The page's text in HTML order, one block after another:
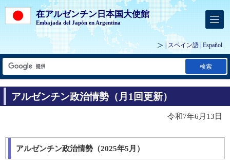
在アルゼンチン日本国大使館
Embajada del Japón en Argentina
| スペイン語 | Español
検索
アルゼンチン政治情勢（月1回更新）
令和7年6月13日
アルゼンチン政治情勢（2025年5月）